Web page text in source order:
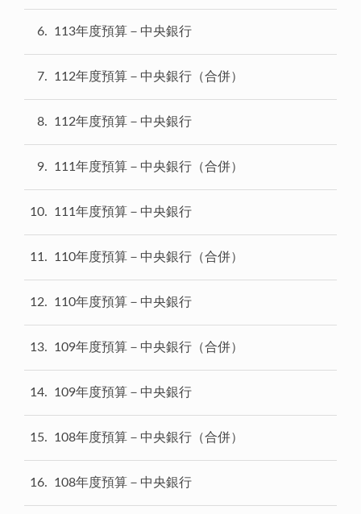
6 113年度預算－中央銀行
7 112年度預算－中央銀行（合併）
8 112年度預算－中央銀行
9 111年度預算－中央銀行（合併）
10 111年度預算－中央銀行
11 110年度預算－中央銀行（合併）
12 110年度預算－中央銀行
13 109年度預算－中央銀行（合併）
14 109年度預算－中央銀行
15 108年度預算－中央銀行（合併）
16 108年度預算－中央銀行